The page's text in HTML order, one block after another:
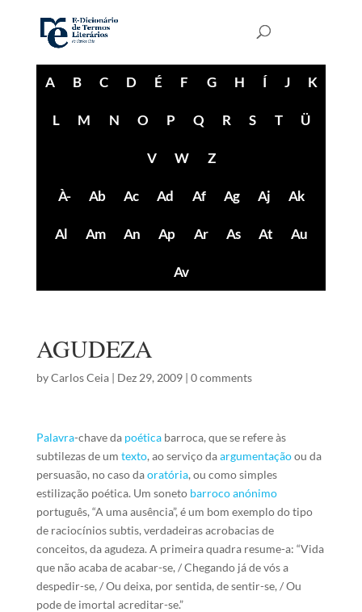
A B C D É F G H Í J K
L M N O P Q R S T Ü
V W Z
À- Ab Ac Ad Af Ag Aj Ak
Al Am An Ap Ar As At Au
Av
AGUDEZA
byCarlos Ceia| Dez 29, 2009| 0 comments
Palavra-chave da poéticabarroca, que se refere às
subtilezas de um texto, ao serviço daargumentaçãoou da
persuasão, no caso daoratória, ou como simples
estilização poética. Um soneto barrocoanónimo
português, “A uma ausência”, é um bom exemplo do tipo
de raciocínios subtis, verdadeiras acrobacias de
conceitos, da agudeza. A primeira quadra resume-a: “Vida
que não acaba de acabar-se, / Chegando já de vós a
despedir-se, / Ou deixa, por sentida, de sentir-se, / Ou
pode de imortal acreditar-se.”